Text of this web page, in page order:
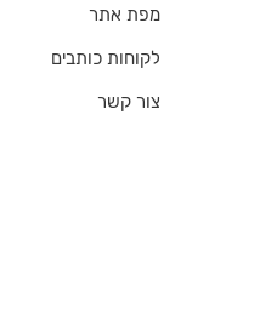
מפת אתר
לקוחות כותבים
צור קשר